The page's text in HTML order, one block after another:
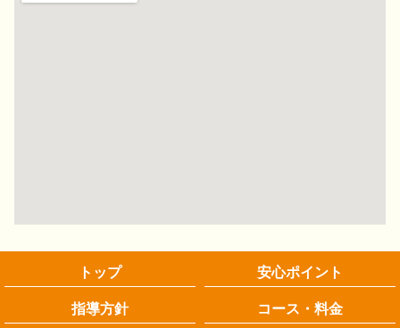
トップ 安心ポイント
指導方針 コース・料金